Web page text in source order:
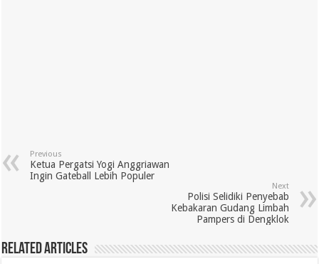
Previous
Ketua Pergatsi Yogi Anggriawan
Ingin Gateball Lebih Populer
Next
Polisi Selidiki Penyebab
Kebakaran Gudang Limbah
Pampers di Dengklok
Related Articles